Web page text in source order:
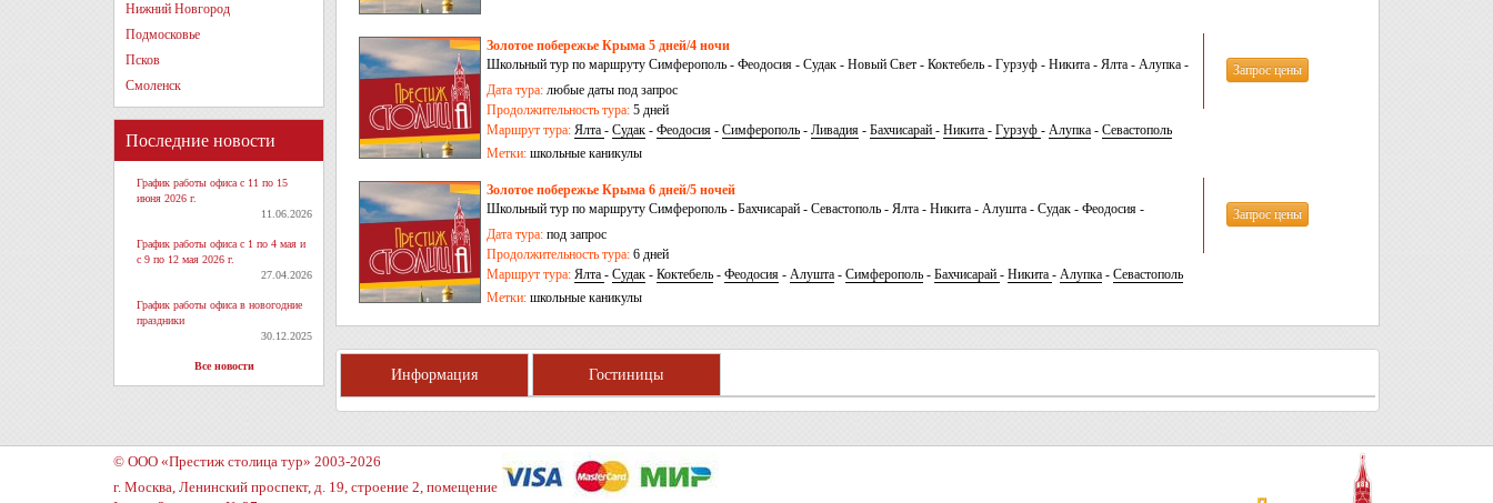
Нижний Новгород
Подмосковье
Псков
Смоленск
Последние новости
График работы офиса с 11 по 15
июня 2026 г.
11.06.2026
График работы офиса с 1 по 4 мая и
с 9 по 12 мая 2026 г.
27.04.2026
График работы офиса в новогодние
праздники
30.12.2025
Все новости
Золотое побережье Крыма 5 дней/4 ночи
Школьный тур по маршруту Симферополь - Феодосия - Судак - Новый Свет - Коктебель - Гурзуф - Никита - Ялта - Алупка -
Ливадия - Севастополь - Бахчисарай - Симферополь
Дата тура: любые даты под запрос
Продолжительность тура: 5 дней
Маршрут тура: Ялта - Судак - Феодосия - Симферополь - Ливадия - Бахчисарай - Никита - Гурзуф - Алупка - Севастополь
Метки: школьные каникулы
Запрос цены
Золотое побережье Крыма 6 дней/5 ночей
Школьный тур по маршруту Симферополь - Бахчисарай - Севастополь - Ялта - Никита - Алушта - Судак - Феодосия -
Коктебель - Тополевка - Симферополь
Дата тура: под запрос
Продолжительность тура: 6 дней
Маршрут тура: Ялта - Судак - Коктебель - Феодосия - Алушта - Симферополь - Бахчисарай - Никита - Алупка - Севастополь
Метки: школьные каникулы
Запрос цены
Информация Гостиницы
© ООО «Престиж столица тур» 2003-2026
г. Москва, Ленинский проспект, д. 19, строение 2, помещение